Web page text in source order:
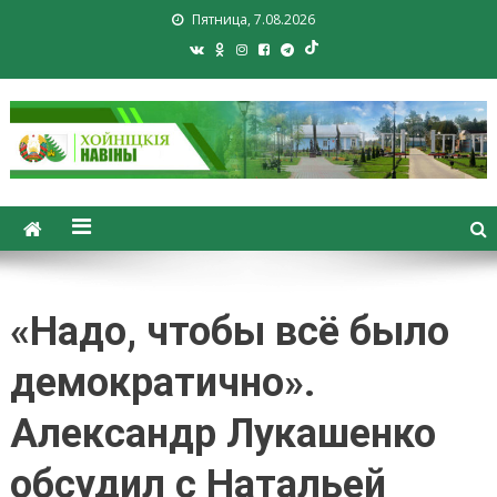
Пятница, 7.08.2026
Хойники. Хойнiцкiя навiны.
Новости Хойник. Районная
«Надо, чтобы всё было
демократично».
Александр Лукашенко
обсудил с Натальей